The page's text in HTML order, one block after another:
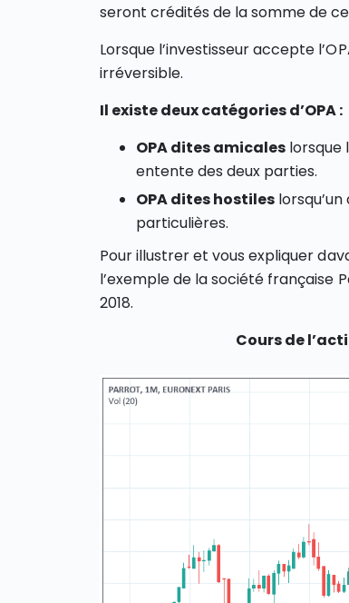
seront crédités de la somme de
Lorsque l’investisseur accepte
irréversible.
Il existe deux catégories d’OPA :
OPA dites amicales lorsque
entente des deux parties.
OPA dites hostiles
particulières.
Pour illustrer et vous expliquer
l’exemple de la société française
2018.
Cours de